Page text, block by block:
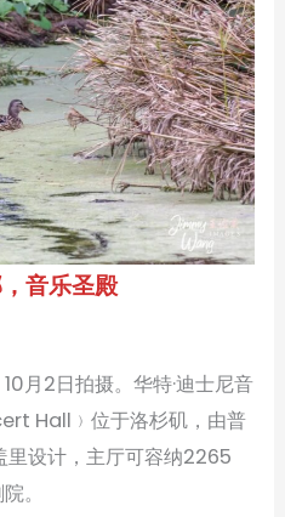
音乐圣殿
月2日拍摄。华特·迪士尼音
Hall﹚位于洛杉矶，由普
里设计，主厅可容纳2265
。